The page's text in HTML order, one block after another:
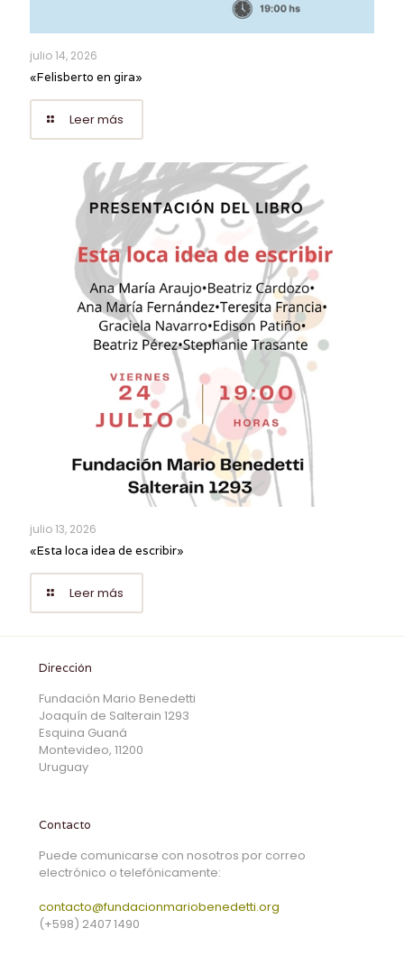
julio 14, 2026
«Felisberto en gira»
Leer más
julio 13, 2026
«Esta loca idea de escribir»
Leer más
Dirección
Fundación Mario Benedetti
Joaquín de Salterain 1293
Esquina Guaná
Montevideo, 11200
Uruguay
Contacto
Puede comunicarse con nosotros por correo
electrónico o telefónicamente:
contacto@fundacionmariobenedetti.org
(+598) 2407 1490